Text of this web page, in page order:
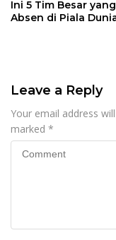
Ini 5 Tim Besar yang
Absen di Piala
Leave a Reply
Your email address
marked *